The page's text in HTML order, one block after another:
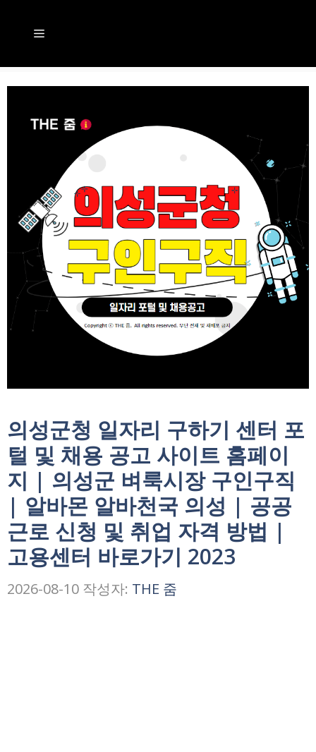
로
메
뉴
의성군청 일자리 구하기 센터 포
털 및 채용 공고 사이트 홈페이
지 | 의성군 벼룩시장 구인구직
| 알바몬 알바천국 의성 | 공공
근로 신청 및 취업 자격 방법 |
고용센터 바로가기 2023
2026-08-10 작성자: THE 줌